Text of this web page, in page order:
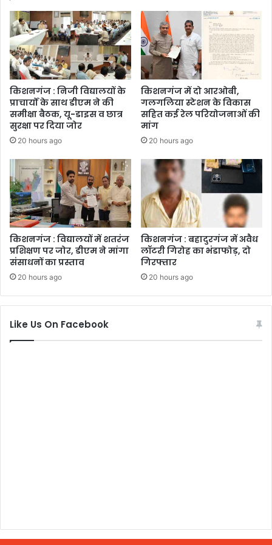
किशनगंज : निजी विद्यालयों के
प्राचार्यों के साथ डीएम ने की
समीक्षा बैठक, यू-डाइस व छात्र
सुरक्षा पर दिया जोर
20 hours ago
किशनगंज में दो आरओबी,
गलगलिया स्टेशन के विकास
सहित कई रेल परियोजनाओं की
मांग
20 hours ago
किशनगंज : विद्यालयों में शतरंज
प्रशिक्षण पर जोर, डीएम ने मांगा
संसाधनों का प्रस्ताव
20 hours ago
किशनगंज : बहादुरगंज में अवैध
लॉटरी गिरोह का भंडाफोड़, दो
गिरफ्तार
20 hours ago
Like Us On Facebook